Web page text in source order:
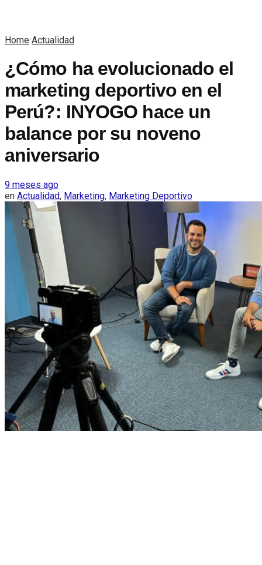
Home Actualidad
¿Cómo ha evolucionado el
marketing deportivo en el
Perú?: INYOGO hace un
balance por su noveno
aniversario
9 meses ago
en Actualidad, Marketing, Marketing Deportivo